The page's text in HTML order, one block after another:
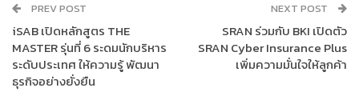
ความสำเร็จข้างหน้า หลังจากวิกฤตในช่วงในปี 2020 ที่ผ่านมา ต้องเริ่ม
ต้นจากการมีสุขภาพที่ดีเป็นพื้นฐาน โดยภารกิจของซิกน่าในปีนี้ คือการ
ผลักดันให้คนในสังคมไทยกว่า 67 ล้านคนทั่วประเทศ สามารถเข้าถึงการ
มีสุขภาพที่ดีได้อย่างยั่งยืน เราพร้อมแล้วที่จะนำผลิตภัณฑ์ต่าง ๆ รวม
ถึงการบริการอันยอดเยี่ยมของซิกน่า ตลอดจน นวัตกรรมใหม่ ๆ เข้า
PREV POST
iSAB เปิดหลักสูตร THE
MASTER รุ่นที่ 6 ระดมนักบริหาร
ระดับประเทศ ให้ความรู้ พัฒนา
ธุรกิจอย่างยั่งยืน
NEXT POST
SRAN ร่วมกับ BKI เปิดตัว
SRAN Cyber Insurance Plus
เพิ่มความมั่นใจให้ลูกค้า